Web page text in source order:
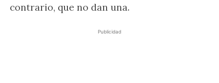
contrario, que no dan una.
Publicidad